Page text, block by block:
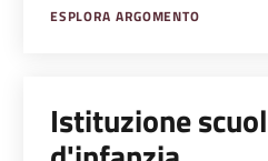
ESPLORA ARGOMENTO
Istituzione